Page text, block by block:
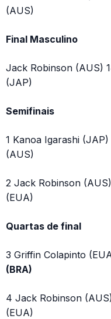
(AUS)
Final Masculino
Jack Robinson (AUS)
(JAP)
Semifinais
1 Kanoa Igarashi
(AUS)
2 Jack Robinson
(EUA)
Quartas de final
3 Griffin Colapinto
(BRA)
4 Jack Robinson
(EUA)